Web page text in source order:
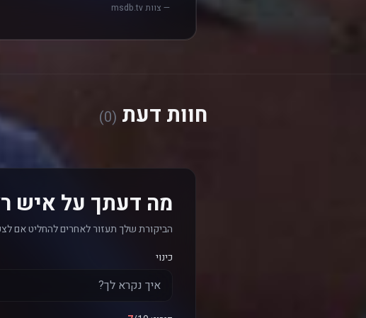
— צוות msdb.tv
חוות דעת (0)
מה דעתך על איש
הביקורת שלך תעזור לאחרים להחליט אם
כינוי